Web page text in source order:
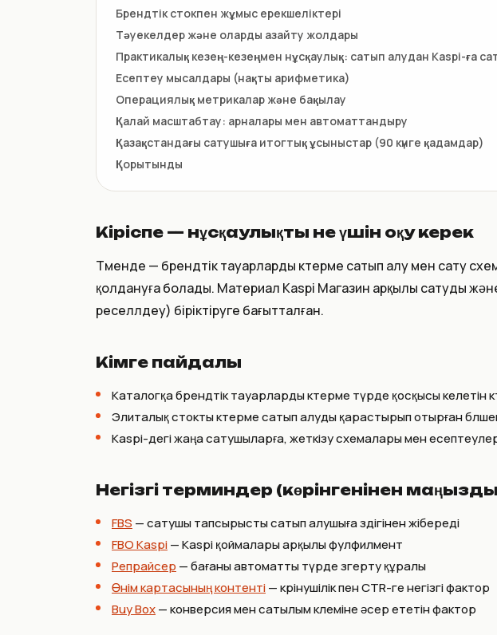
Брендтік стокпен жұмыс ерекшеліктері
Тәуекелдер және оларды азайту жолдары
Практикалық кезең-кезеңмен нұсқаулық: сатып алудан Kaspi-ға
Есептеу мысалдары (нақты арифметика)
Операциялық метрикалар және бақылау
Қалай масштабтау: арналары мен автоматтандыру
Қазақстандағы сатушыға итогтық ұсыныстар (90 күнге қадамдар)
Қорытынды
Кіріспе — нұсқаулықты не үшін оқу керек
Төменде — брендтік тауарларды көтерме сатып алу мен сату
қолдануға болады. Материал Kaspi Магазин арқылы сатуды
реселлдеу) біріктіруге бағытталған.
Кімге пайдалы
Каталогқа брендтік тауарларды көтерме түрде қосқысы келетін
Элиталық стокты көтерме сатып алуды қарастырып отырған
Kaspi-дегі жаңа сатушыларға, жеткізу схемалары мен
Негізгі терминдер (көрінгенінен
FBS — сатушы тапсырысты сатып алушыға өздігінен жібереді
FBO Kaspi— Kaspi қоймалары арқылы фулфилмент
Репрайсер — бағаны автоматты түрде өзгерту құралы
Өнім картасының контенті— көрінушілік пен CTR-ге негізгі фактор
Buy Box— конверсия мен сатылым көлеміне әсер ететін фактор